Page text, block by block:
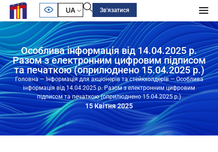
UA Зв'язатися
Особлива інформація від 14.04.2025 р.
Разом з електронним цифровим підписом
та печаткою (оприлюднено 15.04.2025 р.)
Головна—Інформація для акціонерів та стейкхолдерів—Особлива
інформація від 14.04.2025 р. Разом з електронним цифровим
підписом та печаткою (оприлюднено 15.04.2025 р.)
15 Квітня 2025